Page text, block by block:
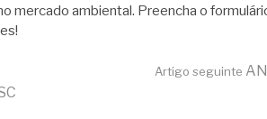
mercado ambiental. Preencha o
Artigo seguinte